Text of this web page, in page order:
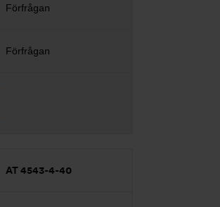
Förfrågan
Förfrågan
AT 4543-4-40